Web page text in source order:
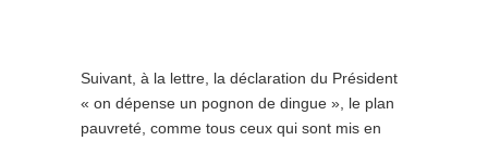
Suivant, à la lettre, la déclaration du Président
« on dépense un pognon de dingue », le plan
pauvreté, comme tous ceux qui sont mis en